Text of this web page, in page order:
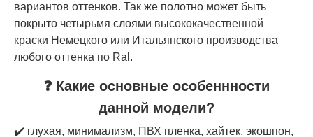
вариантов оттенков. Так же полотно может быть
покрыто четырьмя слоями высококачественной
краски Немецкого или Итальянского производства
любого оттенка по Ral.
❓ Какие основные особеннности
данной модели?
✔️ глухая, минимализм, ПВХ пленка, хайтек, экошпон,